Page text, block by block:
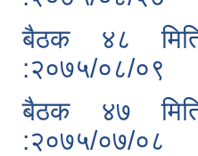
बैठक ४८
:२०७५/०८/०९
बैठक ४७
:२०७५/०७/०८